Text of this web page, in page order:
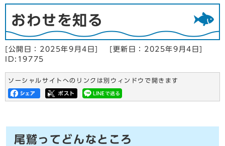
おわせを知る
[公開日： 2025年9月4日 [更新日： 2025年9月4日
ID:19775
ソーシャルサイトへのリンクは別ウィンドウで開きます
尾鷲ってどんなところ